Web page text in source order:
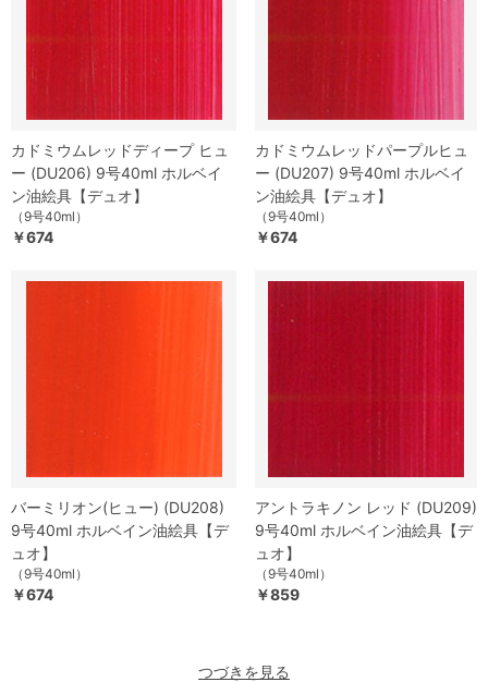
カドミウムレッドディープ ヒュ
ー (DU206) 9号40ml ホルベイ
ン油絵具【デュオ】
（9号40ml）
￥674
カドミウムレッドパープルヒュ
ー (DU207) 9号40ml ホルベイ
ン油絵具【デュオ】
（9号40ml）
￥674
バーミリオン(ヒュー) (DU208)
9号40ml ホルベイン油絵具【デ
ュオ】
（9号40ml）
￥674
アントラキノン レッド (DU209)
9号40ml ホルベイン油絵具【デ
ュオ】
（9号40ml）
￥859
つづきを見る